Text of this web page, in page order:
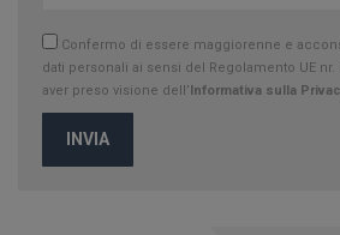
Confermo di essere maggiorenne e
dati personali ai sensi del Regolamento UE nr.
aver preso visione dell’ Informativa sulla
INVIA